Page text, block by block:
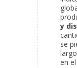
y
se
en